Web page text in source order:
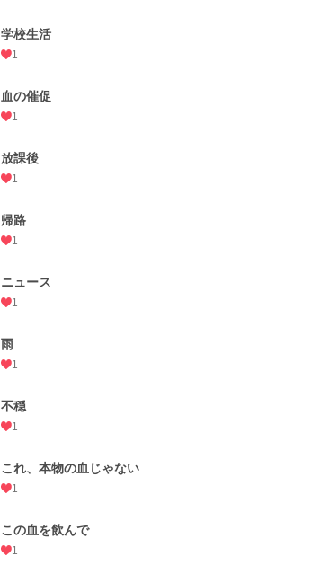
学校生活
1
血の催促
1
放課後
1
帰路
1
ニュース
1
雨
1
不穏
1
これ、本物の血じゃない
1
この血を飲んで
1